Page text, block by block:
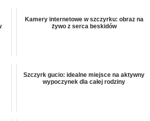
Kamery internetowe w szczyrku: obraz na
żywo z serca beskidów
Szczyrk gucio: idealne miejsce na aktywny
wypoczynek dla całej rodziny